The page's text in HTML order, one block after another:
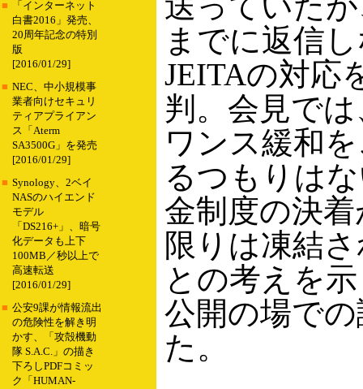
■
「インターネット
白書2016」発売、
20周年記念の特別
版
[2016/01/29]
■ NEC、中小規模事
業者向けセキュリ
ティアプライアン
ス「Aterm
SA3500G」を発売
[2016/01/29]
■ Synology、2ベイ
NASのハイエンド
モデル
「DS216+」、暗号
化データも上下
100MB／秒以上で
高速転送
[2016/01/29]
■ 公安9課が情報流出
の危険性を解き明
かす、「攻殻機動
隊 S.A.C.」の描き
下ろしPDFコミッ
ク「HUMAN-
までに返信
JEITAの対応
判。会見で
ワンス緩和
るつもりは
金制度の決
限りは凍結
との考えを
公開の場で
た。